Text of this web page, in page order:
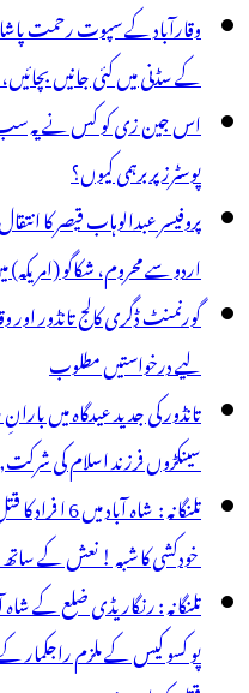
وقارآباد کے سپوت رحمت پاشا
کے سڈنی میں کئی جانیں
اس جین زی کو کس نے یہ سب
پوسٹرز پر برہمی کیوں؟
پروفیسر عبدالوہاب قیصر کا
اردو سے محروم، شکاگو
گورنمنٹ ڈگری کالج تانڈور
لیے درخواستیں مطلوب
تانڈور کی جدید عیدگاہ میں
سینکڑوں فرزند اسلام کی
تلنگانہ :
خودکشی کا شبہ ! نعش کے ساتھ
تلنگانہ : رنگاریڈی ضلع کے شاہ